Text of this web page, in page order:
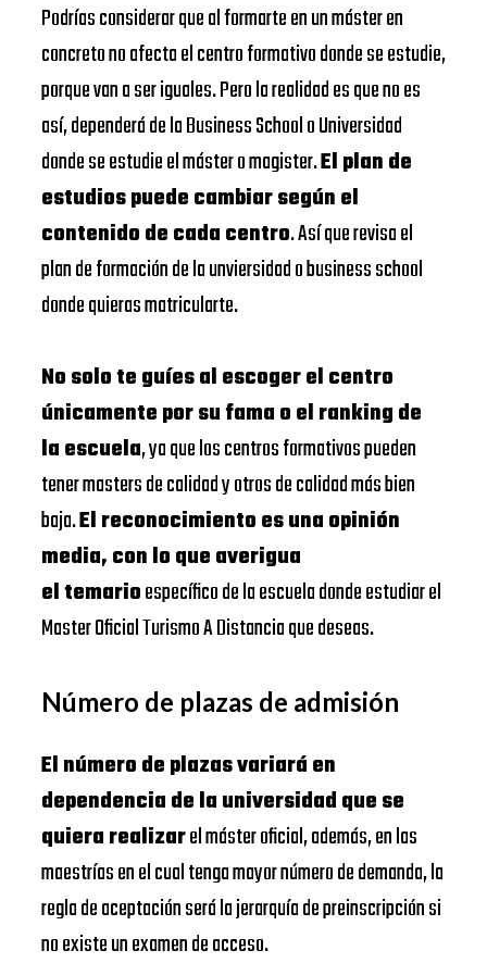
Podrías considerar que al formarte en un máster en
concreto no afecta el centro formativo donde se estudie,
porque van a ser iguales. Pero la realidad es que no es
así, dependerá de la Business School o Universidad
donde se estudie el máster o magister.El plan de
estudios puede cambiar según el
contenido de cada centro. Así que revisa el
plan de formación de la unviersidad o business school
donde quieras matricularte.
No solo te guíes al escoger el centro
únicamente por su fama o el ranking de
la escuela, ya que los centros formativos pueden
tener masters de calidad y otros de calidad más bien
baja.El reconocimiento es una opinión
media, con lo que averigua
el temarioespecífico de la escuela donde estudiar el
Master Oficial Turismo A Distancia que deseas.
Número de plazas de admisión
El número de plazas variará en
dependencia de la universidad que se
quiera realizarel máster oficial, además, en las
maestrías en el cual tenga mayor número de demanda, la
regla de aceptación será la jerarquía de preinscripción si
no existe un examen de acceso.